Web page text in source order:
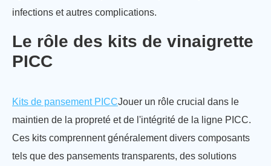
infections et autres complications.
Le rôle des kits de vinaigrette
PICC
Kits de pansement PICCJouer un rôle crucial dans le
maintien de la propreté et de l'intégrité de la ligne PICC.
Ces kits comprennent généralement divers composants
tels que des pansements transparents, des solutions